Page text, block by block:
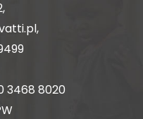
,
,
3468 8020